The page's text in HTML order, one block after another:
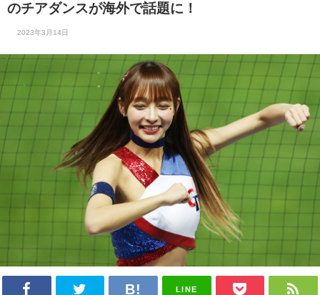
のチアダンスが海外で話題に！
2023年3月14日
LINE